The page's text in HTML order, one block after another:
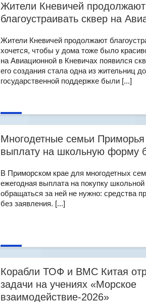
Жители Кневичей продолжают
благоустраивать сквер на
Жители Кневичей продолжают
хочется, чтобы у дома тоже было
на Авиационной в Кневичах появился
его создания стала одна из жительниц
государственной поддержке были [...]
Многодетные семьи Приморья
выплату на школьную форму
В Приморском крае для многодетных
ежегодная выплата на покупку
обращаться за ней не нужно: средства
без заявления. [...]
Корабли ТОФ и ВМС Китая
задачи на учениях «Морское
взаимодействие-2026»